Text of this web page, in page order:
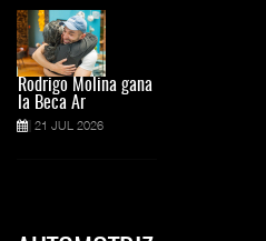
Rodrigo Molina gana
la Beca Ar
21 JUL 2026